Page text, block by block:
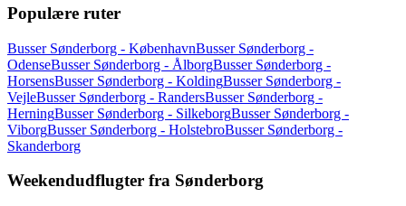
Populære ruter
Busser Sønderborg - KøbenhavnBusser Sønderborg -
OdenseBusser Sønderborg - ÅlborgBusser Sønderborg -
HorsensBusser Sønderborg - KoldingBusser Sønderborg -
VejleBusser Sønderborg - RandersBusser Sønderborg -
HerningBusser Sønderborg - SilkeborgBusser Sønderborg -
ViborgBusser Sønderborg - HolstebroBusser Sønderborg -
Skanderborg
Weekendudflugter fra Sønderborg